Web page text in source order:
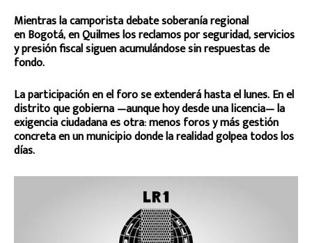
Mientras la camporista debate soberanía regional
en Bogotá, en Quilmes los reclamos por seguridad, servicios
y presión fiscal siguen acumulándose sin respuestas de
fondo.
La participación en el foro se extenderá hasta el lunes. En el
distrito que gobierna —aunque hoy desde una licencia— la
exigencia ciudadana es otra: menos foros y más gestión
concreta en un municipio donde la realidad golpea todos los
días.